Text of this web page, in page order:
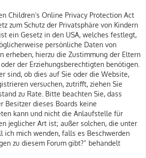
Children’s Online Privacy Protection Act
zum Schutz der Privatsphäre von Kindern
ein Gesetz in den USA, welches festlegt,
persönliche Daten von
erheben, hierzu die Zustimmung der Eltern
der Erziehungsberechtigten benötigen.
sind, ob dies auf Sie oder die Website,
versuchen, zutrifft, ziehen Sie
zu Rate. Bitte beachten Sie, dass
Besitzer dieses Boards keine
kann und nicht die Anlaufstelle für
jeglicher Art ist; außer solchen, die unter
ich mich wenden, falls es Beschwerden
zu diesem Forum gibt?“ behandelt